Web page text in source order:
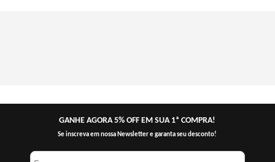
GANHE AGORA 5% OFF EM SUA 1ª COMPRA!
Se inscreva em nossa Newsletter e garanta seu desconto!